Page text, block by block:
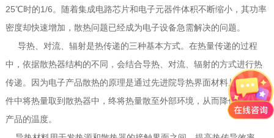
25℃时的1/6。随着集成电路芯片和电子元器件体积不断缩小，其功率
密度却快速增加，散热问题已经成为电子设备急需解决的问题。
导热、对流、辐射是热传递的三种基本方式。在热量传递的过程
中，依据散热器结构的不同，会结合导热、对流、辐射的方式进行热
传递。因为电子产品散热的原理是通过先进院导热界面材料从产热器
件中将热量取到散热器中，终将热量散至外部环境，从而降低了电子
产品的温度。